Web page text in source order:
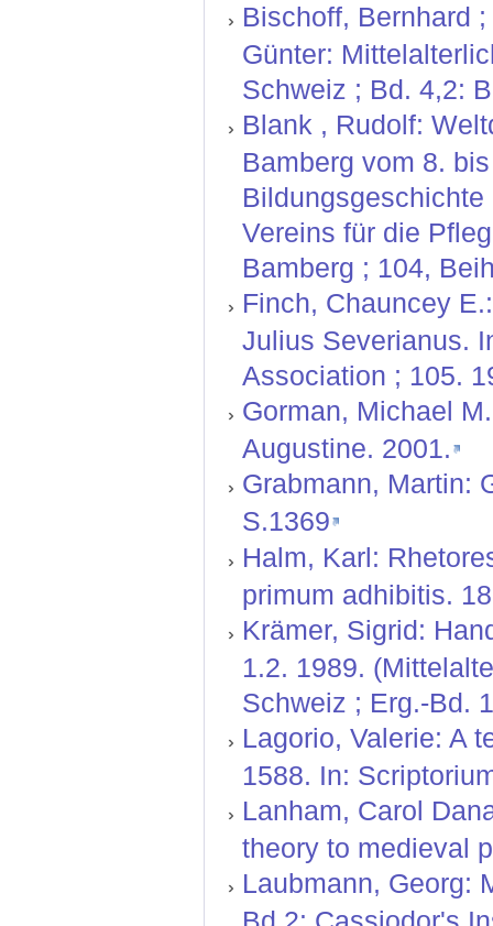
Bischoff, Bernhard
Günter:
Schweiz ; Bd. 4,2:
Blank , Rudolf:
Bamberg vom 8.
Vereins für die
Bamberg ; 104,
Finch, Chauncey
Julius Severianus.
Association ; 105.
Gorman, Michael
Augustine. 2001.
Grabmann, Martin:
S.1369
Halm, Karl:
primum adhibitis.
Krämer, Sigrid:
1.2. 1989.
Schweiz ; Erg.-Bd.
Lagorio, Valerie: A
1588. In:
Lanham, Carol
theory to medieval
Laubmann, Georg:
Bd.2: Cassiodor's